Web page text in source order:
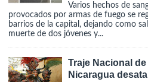
Varios hechos de
provocados por armas de fuego se
barrios de la capital, dejando como
muerte de dos jóvenes y...
Traje Nacional de
Nicaragua